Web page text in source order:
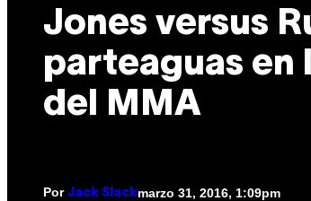
Jones versus
parteaguas en
del MMA
Por Jack Slackmarzo 31, 2016, 1:09pm